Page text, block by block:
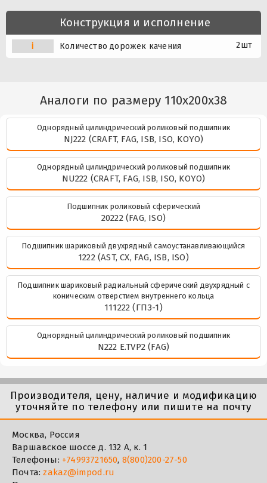
Конструкция и исполнение
i Количество дорожек качения 2шт
Аналоги по размеру 110x200x38
Однорядный цилиндрический роликовый подшипник
NJ222 (CRAFT, FAG, ISB, ISO, KOYO)
Однорядный цилиндрический роликовый подшипник
NU222 (CRAFT, FAG, ISB, ISO, KOYO)
Подшипник роликовый сферический
20222 (FAG, ISO)
Подшипник шариковый двухрядный самоустанавливающийся
1222 (AST, CX, FAG, ISB, ISO)
Подшипник шариковый радиальный сферический двухрядный с
коническим отверстием внутреннего кольца
111222 (ГПЗ-1)
Однорядный цилиндрический роликовый подшипник
N222 E.TVP2 (FAG)
Производителя, цену, наличие и модификацию
уточняйте по телефону или пишите на почту
Москва, Россия
Варшавское шоссе д. 132 А, к. 1
Телефоны: +74993721650, 8(800)200-27-50
Почта:zakaz@impod.ru